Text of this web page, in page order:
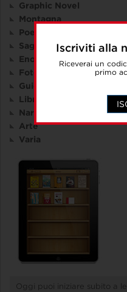
Iscriviti alla
Riceverai un
primo
Graphic Novel
Montagna
Poesia
Saggistica
Enogastronomia
Fotografia
Guide
Libri per bambini
Narrativa
Arte
Varia
Oggi puoi iniziare subito a